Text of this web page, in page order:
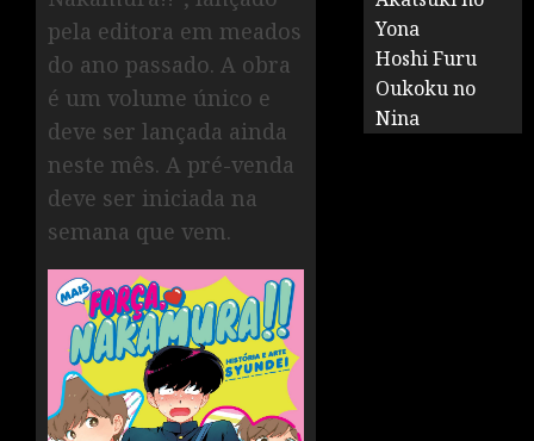
pela editora em meados
do ano passado. A obra
é um volume único e
deve ser lançada ainda
neste mês. A pré-venda
deve ser iniciada na
semana que vem.
Yona
Hoshi Furu
Oukoku no
Nina